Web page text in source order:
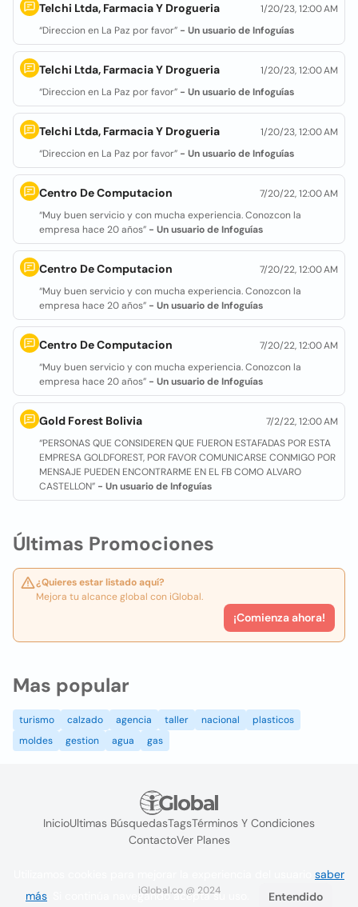
Telchi Ltda, Farmacia Y Drogueria
1/20/23, 12:00 AM
“Direccion en La Paz por favor” - Un usuario de Infoguías
Telchi Ltda, Farmacia Y Drogueria
1/20/23, 12:00 AM
“Direccion en La Paz por favor” - Un usuario de Infoguías
Telchi Ltda, Farmacia Y Drogueria
1/20/23, 12:00 AM
“Direccion en La Paz por favor” - Un usuario de Infoguías
Centro De Computacion
7/20/22, 12:00 AM
“Muy buen servicio y con mucha experiencia. Conozcon la
empresa hace 20 años” - Un usuario de Infoguías
Centro De Computacion
7/20/22, 12:00 AM
“Muy buen servicio y con mucha experiencia. Conozcon la
empresa hace 20 años” - Un usuario de Infoguías
Centro De Computacion
7/20/22, 12:00 AM
“Muy buen servicio y con mucha experiencia. Conozcon la
empresa hace 20 años” - Un usuario de Infoguías
Gold Forest Bolivia
7/2/22, 12:00 AM
“PERSONAS QUE CONSIDEREN QUE FUERON ESTAFADAS POR ESTA
EMPRESA GOLDFOREST, POR FAVOR COMUNICARSE CONMIGO POR
MENSAJE PUEDEN ENCONTRARME EN EL FB COMO ALVARO
CASTELLON” - Un usuario de Infoguías
Últimas Promociones
¿Quieres estar listado aquí?
Mejora tu alcance global con iGlobal.
¡Comienza ahora!
Mas popular
turismo calzado agencia taller nacional
plasticos
moldes
gestion agua gas
InicioUltimas BúsquedasTagsTérminos Y Condiciones
ContactoVer Planes
iGlobal.co @ 2024
saber
más . Si continúa navegando acepta su uso. Entendido